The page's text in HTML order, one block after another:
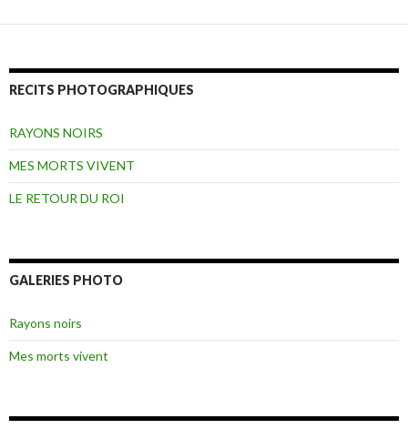
RECITS PHOTOGRAPHIQUES
RAYONS NOIRS
MES MORTS VIVENT
LE RETOUR DU ROI
GALERIES PHOTO
Rayons noirs
Mes morts vivent